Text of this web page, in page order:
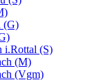
(G)
i.Rottal (S)
(M)
(Vgm)